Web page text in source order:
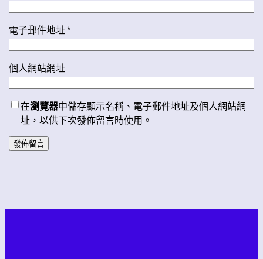
電子郵件地址*
個人網站網址
在瀏覽器中儲存顯示名稱、電子郵件地址及個人網站網
址，以供下次發佈留言時使用。